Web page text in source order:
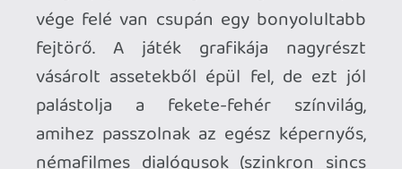
a történet;
az alapötlet;
kellően hosszú;
változatos feladatok;
a környezet felépítése;